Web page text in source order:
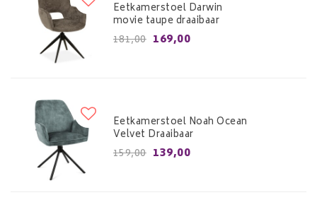
Eetkamerstoel Darwin
movie taupe draaibaar
181,00 169,00
Eetkamerstoel Noah Ocean
Velvet Draaibaar
159,00 139,00